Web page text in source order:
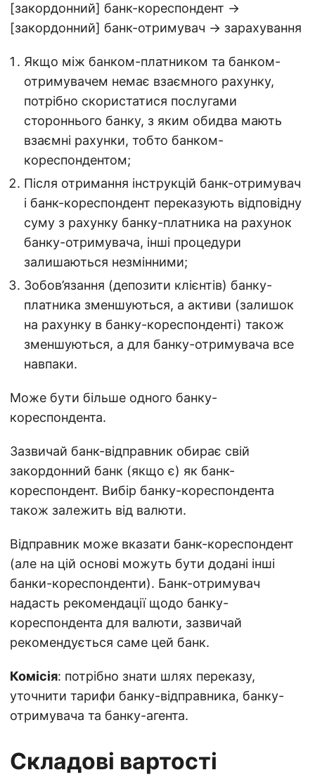
[закордонний] банк-кореспондент →
[закордонний] банк-отримувач → зарахування
Якщо між банком-платником та банком-
отримувачем немає взаємного рахунку,
потрібно скористатися послугами
стороннього банку, з яким обидва мають
взаємні рахунки, тобто банком-
кореспондентом;
Після отримання інструкцій банк-отримувач
і банк-кореспондент переказують відповідну
суму з рахунку банку-платника на рахунок
банку-отримувача, інші процедури
залишаються незмінними;
Зобов’язання (депозити клієнтів) банку-
платника зменшуються, а активи (залишок
на рахунку в банку-кореспонденті) також
зменшуються, а для банку-отримувача все
навпаки.
Може бути більше одного банку-
кореспондента.
Зазвичай банк-відправник обирає свій
закордонний банк (якщо є) як банк-
кореспондент. Вибір банку-кореспондента
також залежить від валюти.
Відправник може вказати банк-кореспондент
(але на цій основі можуть бути додані інші
банки-кореспонденти). Банк-отримувач
надасть рекомендації щодо банку-
кореспондента для валюти, зазвичай
рекомендується саме цей банк.
Комісія: потрібно знати шлях переказу,
уточнити тарифи банку-відправника, банку-
отримувача та банку-агента.
Складові вартості